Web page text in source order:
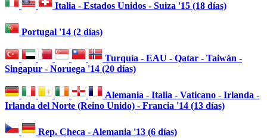
Italia - Estados Unidos - Suiza '15 (18 días)
Portugal '14 (2 días)
Turquía - EAU - Qatar - Taiwán -
Singapur - Noruega '14 (20 días)
Alemania - Italia - Vaticano - Irlanda -
Irlanda del Norte (Reino Unido) - Francia '14 (13 días)
Rep. Checa - Alemania '13 (6 días)